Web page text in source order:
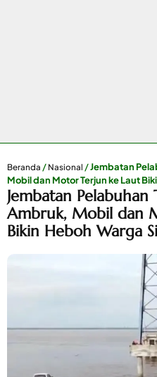
Beranda / Nasional /Jembatan
Mobil dan Motor Terjun ke Laut
Jembatan
Ambruk, Mobil dan
Bikin Heboh Warga